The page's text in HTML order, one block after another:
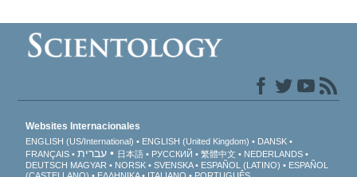
Websites Internacionales
ENGLISH (US/International) ENGLISH (United Kingdom)
DANSK
FRANÇAIS
עברית 日本語 РУССКИЙ 繁體中文
NEDERLANDS
DEUTSCH MAGYAR NORSK SVENSKA ESPAÑOL (LATINO)
ESPAÑOL